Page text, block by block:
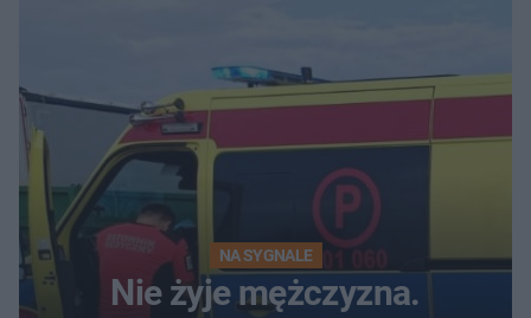
NA SYGNALE
Nie żyje mężczyzna.